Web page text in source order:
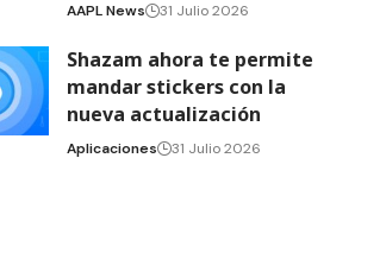
AAPL News 31 Julio 2026
Shazam ahora te permite
mandar stickers con la
nueva actualización
Aplicaciones 31 Julio 2026